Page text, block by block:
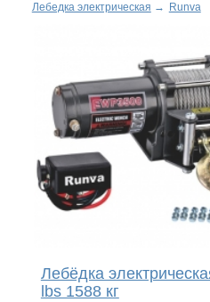
Лебедка электрическая → Runva
Лебёдка
lbs 1588 кг